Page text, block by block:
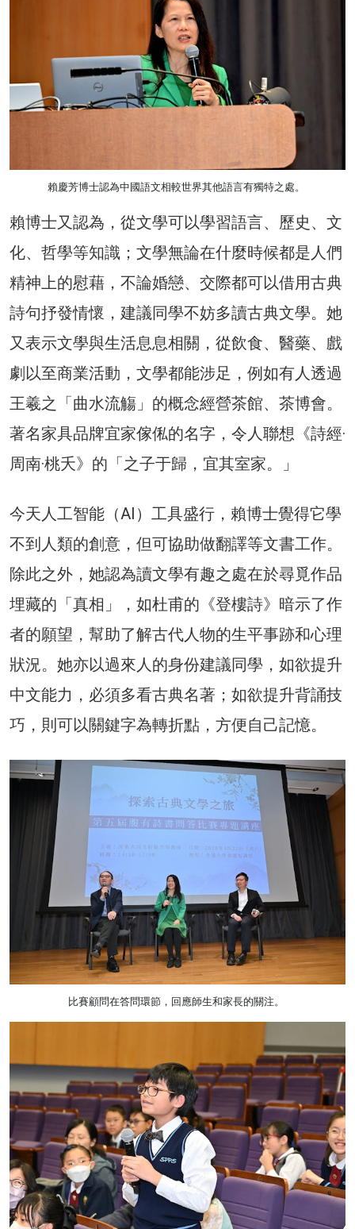
賴慶芳博士認為中國語文相較世界其他語言有獨特之處。
賴博士又認為，從文學可以學習語言、歷史、文
化、哲學等知識；文學無論在什麼時候都是人們
精神上的慰藉，不論婚戀、交際都可以借用古典
詩句抒發情懷，建議同學不妨多讀古典文學。她
又表示文學與生活息息相關，從飲食、醫藥、戲
劇以至商業活動，文學都能涉足，例如有人透過
王羲之「曲水流觴」的概念經營茶館、茶博會。
著名家具品牌宜家傢俬的名字，令人聯想《詩經·
周南·桃夭》的「之子于歸，宜其室家。」
今天人工智能（AI）工具盛行，賴博士覺得它學
不到人類的創意，但可協助做翻譯等文書工作。
除此之外，她認為讀文學有趣之處在於尋覓作品
埋藏的「真相」，如杜甫的《登樓詩》暗示了作
者的願望，幫助了解古代人物的生平事跡和心理
狀況。她亦以過來人的身份建議同學，如欲提升
中文能力，必須多看古典名著；如欲提升背誦技
巧，則可以關鍵字為轉折點，方便自己記憶。
比賽顧問在答問環節，回應師生和家長的關注。